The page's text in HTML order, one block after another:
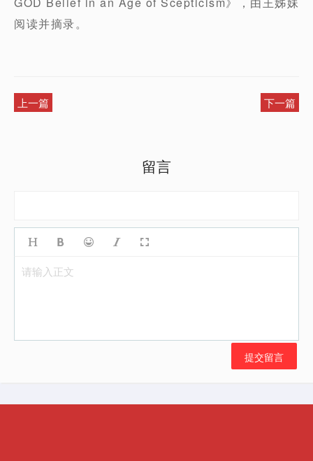
阅读并摘录。
上一篇 下一篇
留言
请输入正文
提交留言